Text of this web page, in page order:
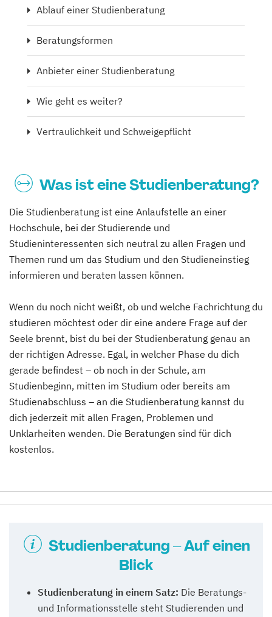
Ablauf einer Studienberatung
Beratungsformen
Anbieter einer Studienberatung
Wie geht es weiter?
Vertraulichkeit und Schweigepflicht
Was ist eine Studienberatung?
Die Studienberatung ist eine Anlaufstelle an einer
Hochschule, bei der Studierende und
Studieninteressenten sich neutral zu allen Fragen und
Themen rund um das Studium und den Studieneinstieg
informieren und beraten lassen können.
Wenn du noch nicht weißt, ob und welche Fachrichtung du
studieren möchtest oder dir eine andere Frage auf der
Seele brennt, bist du bei der Studienberatung genau an
der richtigen Adresse. Egal, in welcher Phase du dich
gerade befindest – ob noch in der Schule, am
Studienbeginn, mitten im Studium oder bereits am
Studienabschluss – an die Studienberatung kannst du
dich jederzeit mit allen Fragen, Problemen und
Unklarheiten wenden. Die Beratungen sind für dich
kostenlos.
Studienberatung – Auf einen
Blick
Studienberatung in einem Satz: Die Beratungs-
und Informationsstelle steht Studierenden und